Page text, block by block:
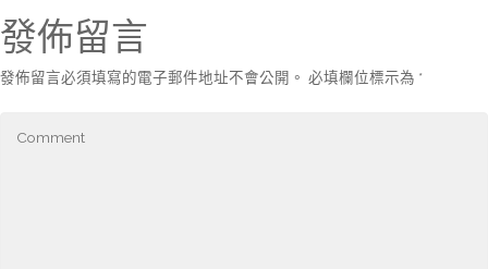
發佈留言
發佈留言必須填寫的電子郵件地址不會公開。 必填欄位標示為 *